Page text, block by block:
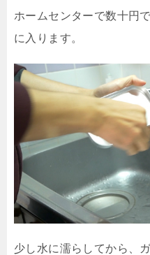
ホームセンターで数十円
に入ります。
少し水に濡らしてから、